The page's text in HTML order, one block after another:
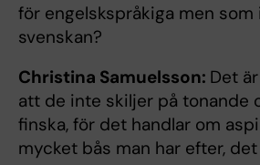
för engelskspråkiga men som
svenskan?
Christina Samuelsson: Det
att de inte skiljer på tonande
finska, för det handlar om
mycket bås man har efter,